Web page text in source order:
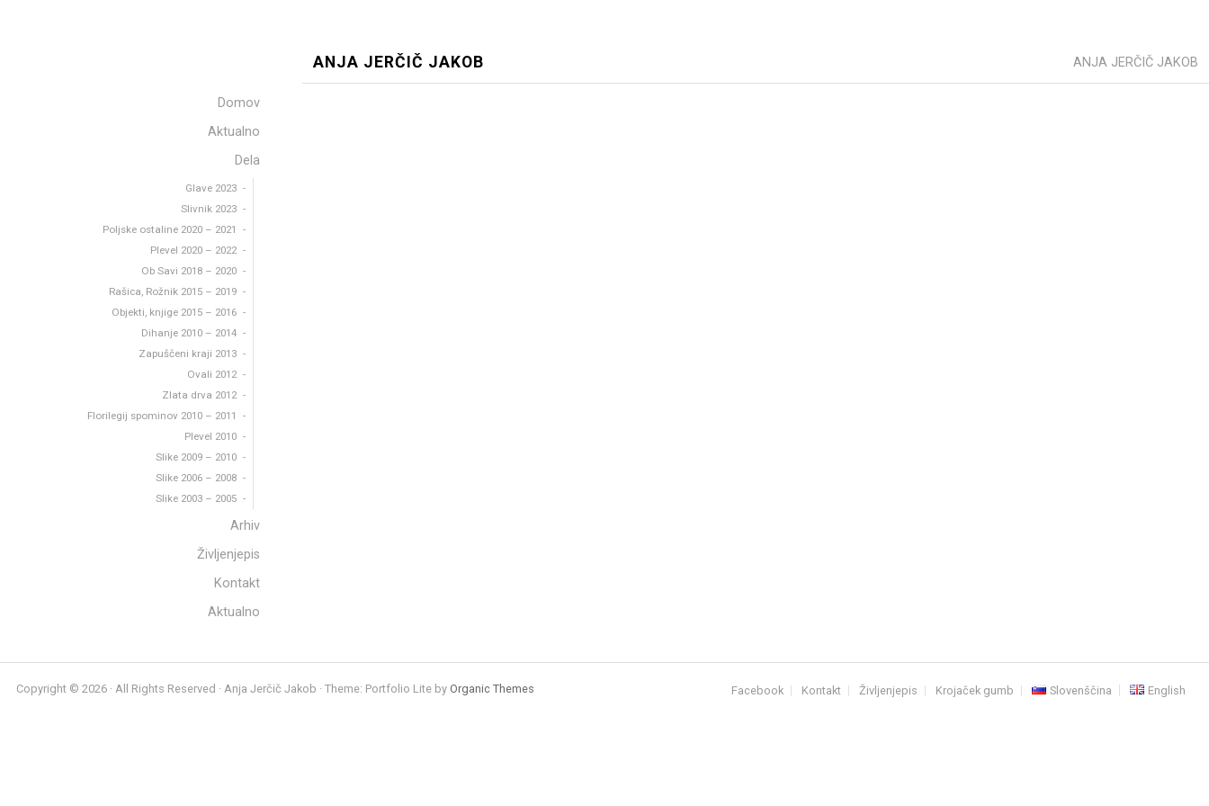
Domov
Aktualno
Dela
Glave 2023
Slivnik 2023
Poljske ostaline 2020 – 2021
Plevel 2020 – 2022
Ob Savi 2018 – 2020
Rašica, Rožnik 2015 – 2019
Objekti, knjige 2015 – 2016
Dihanje 2010 – 2014
Zapuščeni kraji 2013
Ovali 2012
Zlata drva 2012
Florilegij spominov 2010 – 2011
Plevel 2010
Slike 2009 – 2010
Slike 2006 – 2008
Slike 2003 – 2005
Arhiv
Življenjepis
Kontakt
Aktualno
ANJA JERČIČ JAKOB ANJA JERČIČ JAKOB
Copyright © 2026 · All Rights Reserved · Anja Jerčič Jakob · Theme: Portfolio Lite by Organic Themes Facebook Kontakt Življenjepis Krojaček gumb Slovenščina English